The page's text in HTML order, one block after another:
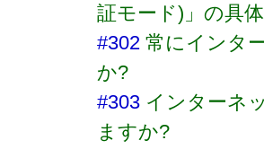
証モード)」の具
#302 常にインタ
か?
#303 インターネ
ますか?